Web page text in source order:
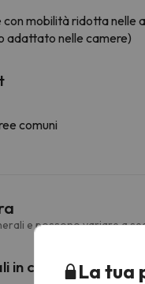
mobilità ridotta nelle
adattato nelle camere)
comuni
e possono variare a
in cameraLa tua